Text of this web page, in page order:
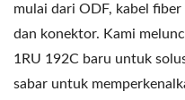
mulai dari ODF, kabel
dan konektor. Kami
1RU 192C baru untuk
sabar untuk